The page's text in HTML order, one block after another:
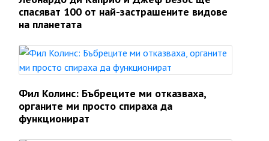
спасяват 100 от най-застрашените видове
на планетата
Фил Колинс: Бъбреците ми отказваха,
органите ми просто спираха да
функционират